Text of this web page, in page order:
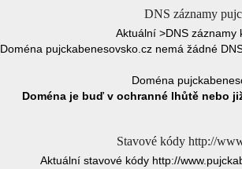
DNS záznamy
Aktuální >DNS záznamy
Doména pujckabenesovsko.cz nemá žádné
Doména
Doména je buď v ochranné lhůtě nebo
Stavové kódy http://
Aktuální stavové kódy http://